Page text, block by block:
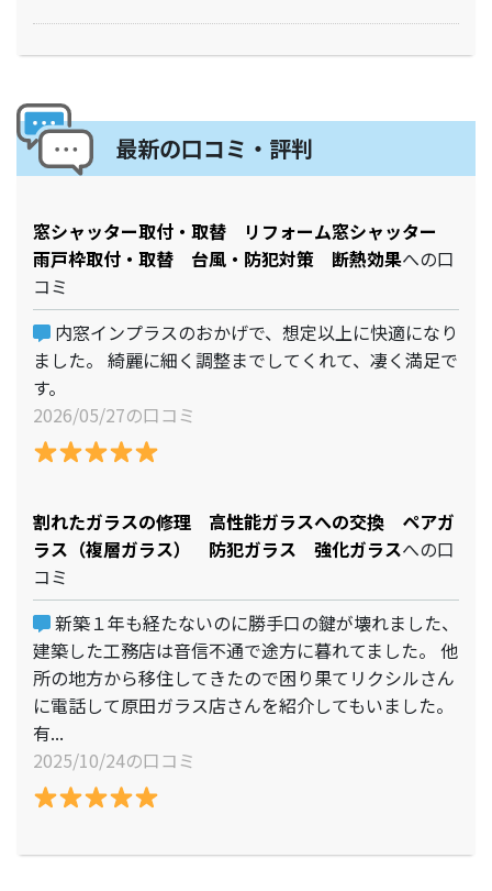
最新の口コミ・評判
窓シャッター取付・取替 リフォーム窓シャッター
雨戸枠取付・取替 台風・防犯対策 断熱効果への口
コミ
内窓インプラスのおかげで、想定以上に快適になり
ました。 綺麗に細く調整までしてくれて、凄く満足で
す。
2026/05/27の口コミ
割れたガラスの修理 高性能ガラスへの交換 ペアガ
ラス（複層ガラス） 防犯ガラス 強化ガラスへの口
コミ
新築１年も経たないのに勝手口の鍵が壊れました、
建築した工務店は音信不通で途方に暮れてました。 他
所の地方から移住してきたので困り果てリクシルさん
に電話して原田ガラス店さんを紹介してもいました。
有...
2025/10/24の口コミ